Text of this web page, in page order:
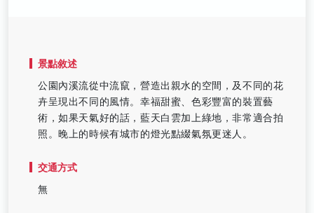
景點敘述
公園內溪流從中流竄，營造出親水的空間，及不同的花
卉呈現出不同的風情。幸福甜蜜、色彩豐富的裝置藝
術，如果天氣好的話，藍天白雲加上綠地，非常適合拍
照。晚上的時候有城市的燈光點綴氣氛更迷人。
交通方式
無